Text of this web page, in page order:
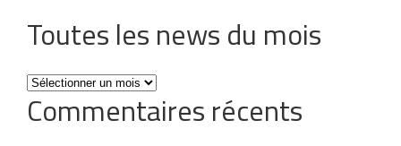
Toutes les news du mois
Toutes
les
news
Commentaires récents